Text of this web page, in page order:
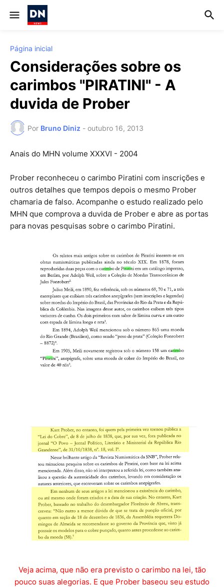
Página inicial
Considerações sobre os
carimbos "PIRATINI" - A
duvida de Prober
Por Bruno Diniz - outubro 16, 2013
Anais do MHN volume XXXVI - 2004
Prober reconheceu o carimbo Piratini com inscrições e
outros detalhes que tempos depois o mesmo Prober
chamaria de falso. Acompanhe o estudo realizado pelo
MHN que comprova a duvida de Prober e abre as portas
para novas pesquisas sobre o carimbo Piratini.
Veja acima, que não era previsto o carimbo na lei, tão
pouco suas alegorias. E que Prober baseou seu estudo